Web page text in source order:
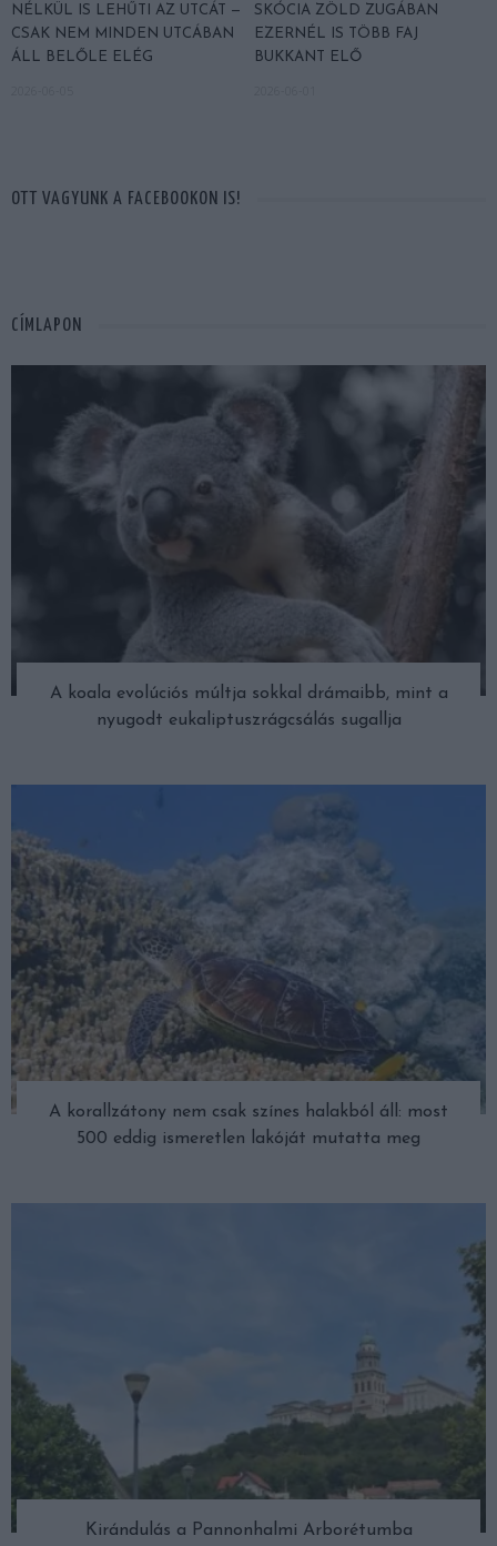
NÉLKÜL IS LEHŰTI AZ UTCÁT —
CSAK NEM MINDEN UTCÁBAN
ÁLL BELŐLE ELÉG
SKÓCIA ZÖLD ZUGÁBAN
EZERNÉL IS TÖBB FAJ
BUKKANT ELŐ
OTT VAGYUNK A FACEBOOKON IS!
CÍMLAPON
A koala evolúciós múltja sokkal drámaibb, mint a
nyugodt eukaliptuszrágcsálás sugallja
A korallzátony nem csak színes halakból áll: most
500 eddig ismeretlen lakóját mutatta meg
Kirándulás a Pannonhalmi Arborétumba